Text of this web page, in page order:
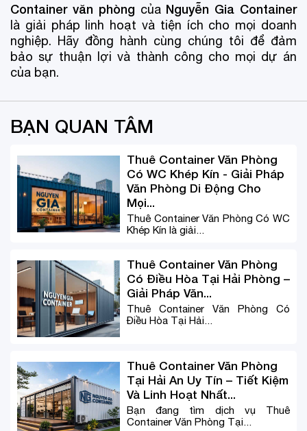
Container văn phòng củaNguyễn Gia Container
là giải pháp linh hoạt và tiện ích cho mọi doanh
nghiệp. Hãy đồng hành cùng chúng tôi để đảm
bảo sự thuận lợi và thành công cho mọi dự án
của bạn.
BẠN QUAN TÂM
Thuê Container Văn Phòng
Có WC Khép Kín - Giải Pháp
Văn Phòng Di Động Cho
Mọi...
Thuê Container Văn Phòng Có WC
Khép Kín là giải...
Thuê Container Văn Phòng
Có Điều Hòa Tại Hải Phòng –
Giải Pháp Văn...
Thuê Container Văn Phòng Có
Điều Hòa Tại Hải...
Thuê Container Văn Phòng
Tại Hải An Uy Tín – Tiết Kiệm
Và Linh Hoạt Nhất...
Bạn đang tìm dịch vụ Thuê
Container Văn Phòng Tại...